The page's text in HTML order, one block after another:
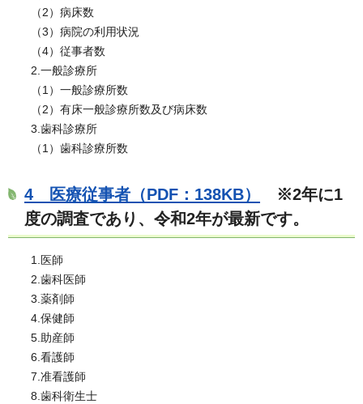
（2）病床数
（3）病院の利用状況
（4）従事者数
2.一般診療所
（1）一般診療所数
（2）有床一般診療所数及び病床数
3.歯科診療所
（1）歯科診療所数
4 医療従事者（PDF：138KB）
※2年に1
度の調査であり、令和2年が最新です。
1.医師
2.歯科医師
3.薬剤師
4.保健師
5.助産師
6.看護師
7.准看護師
8.歯科衛生士